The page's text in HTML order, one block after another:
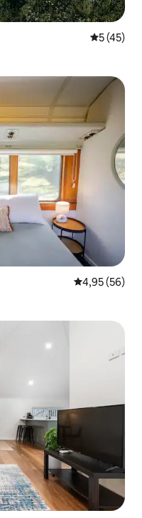
5 (45)
Gemiddelde
4,95 (56)